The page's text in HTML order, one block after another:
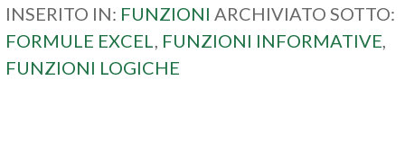
INSERITO IN: FUNZIONI ARCHIVIATO SOTTO:
FORMULE EXCEL, FUNZIONI INFORMATIVE,
FUNZIONI LOGICHE